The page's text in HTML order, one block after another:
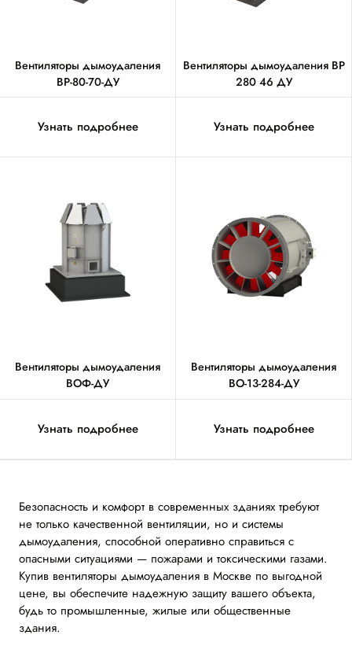
Вентиляторы дымоудаления
ВР-80-70-ДУ
Узнать подробнее
Вентиляторы дымоудаления ВР
280 46 ДУ
Узнать подробнее
Вентиляторы дымоудаления
ВОФ-ДУ
Узнать подробнее
Вентиляторы дымоудаления
ВО-13-284-ДУ
Узнать подробнее
Безопасность и комфорт в современных зданиях требуют
не только качественной вентиляции, но и системы
дымоудаления, способной оперативно справиться с
опасными ситуациями — пожарами и токсическими газами.
Купив вентиляторы дымоудаления в Москве по выгодной
цене, вы обеспечите надежную защиту вашего объекта,
будь то промышленные, жилые или общественные
здания.